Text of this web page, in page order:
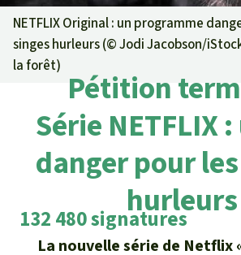
Informations
Pour approfondir
Actualités
Succès
Lettre
Thématiques
Climat et
La biodiversité
L'huile de
Association
Qui sommes-nous ?
Nous contacter
Transparence
Recherche
Français
Deutsch
Fonds d'urgence
Certificats de don
Questions & réponses
Don pour un thème
Protection des
Protection des
Don pour une région
Asie du Sud-Est
NETFLIX Original : un programme
singes hurleurs (©Jodi Jacobson/
la forêt)
Pétition
Série NETFLIX
danger pour
hurleurs
132 480 signatures
La nouvelle série de Netflix